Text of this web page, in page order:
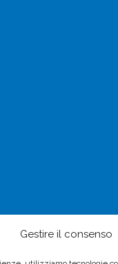
Gestire il consenso